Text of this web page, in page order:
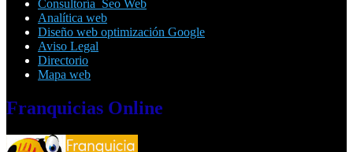
Consultoría Seo Web
Analítica web
Diseño web optimización Google
Aviso Legal
Directorio
Mapa web
Franquicias Online